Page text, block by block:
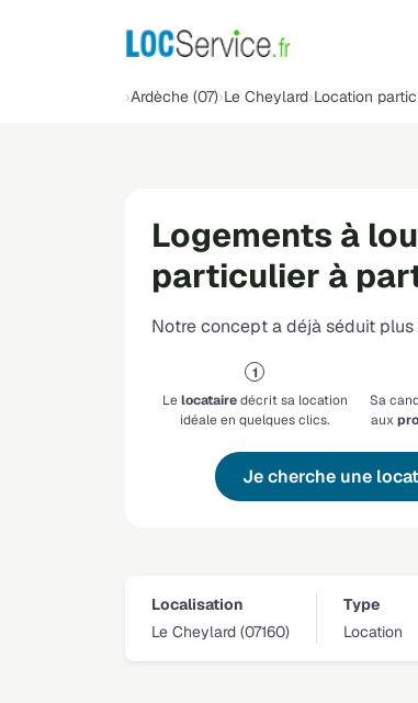
Ardèche (07) Le Cheylard Location
Logements à
particulier à
Notre concept a déjà séduit
Lelocatairedécrit sa location
idéale en quelques clics.
Sa
aux
Je cherche une
Localisation
Le Cheylard (07160)
Type
Location